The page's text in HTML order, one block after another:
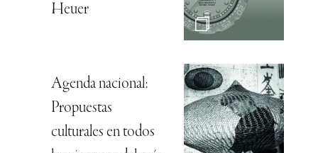
Heuer
Agenda nacional:
Propuestas
culturales en todos